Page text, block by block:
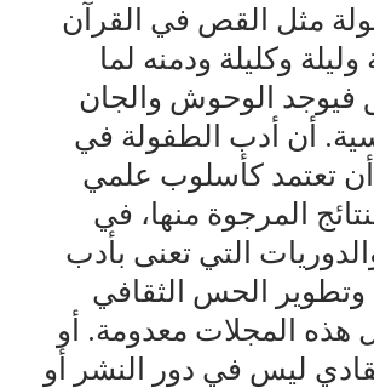
مثل القص في القرآن
وكليلة ودمنه لما
فيوجد الوحوش والجان
أن أدب الطفولة في
أن تعتمد كأسلوب علمي
المرجوة منها، في
التي تعنى بأدب
وتطوير الحس الثقافي
هذه المجلات معدومة. أو
ليس في دور النشر أو